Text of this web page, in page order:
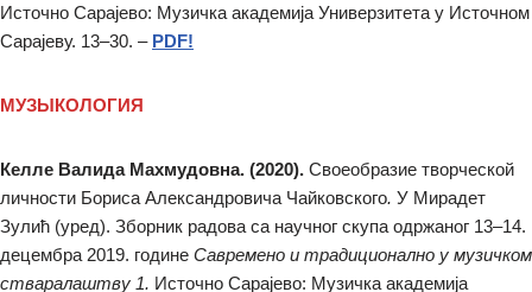
Источно Сарајево: Музичка академија Универзитета у Источном
Сарајеву. 13–30. – PDF!
МУЗЫКОЛОГИЯ
Келле Валида Махмудовна. (2020). Своеобразие творческой
личности Бориса Александровича Чайковского. У Мирадет
Зулић (уред). Зборник радова са научног скупа одржаног 13–14.
децембра 2019. године Савремено и традиционално у музичком
стваралаштву 1. Источно Сарајево: Музичка академија